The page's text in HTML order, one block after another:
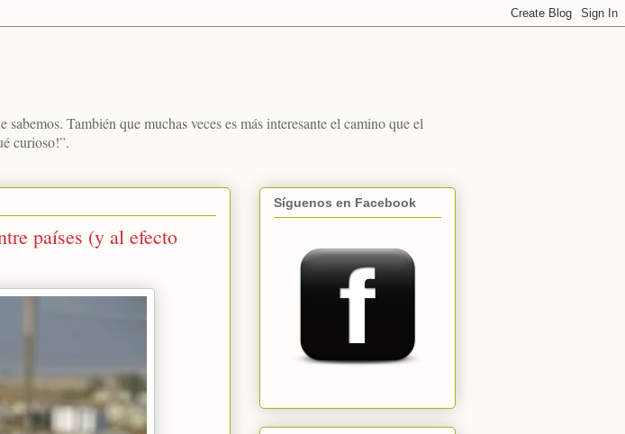
También que muchas veces es más interesante el camino que el
curioso!”.
países (y al efecto
Síguenos en Facebook